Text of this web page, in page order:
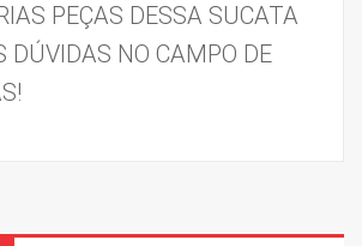
PEÇAS DESSA SUCATA
DÚVIDAS NO CAMPO DE